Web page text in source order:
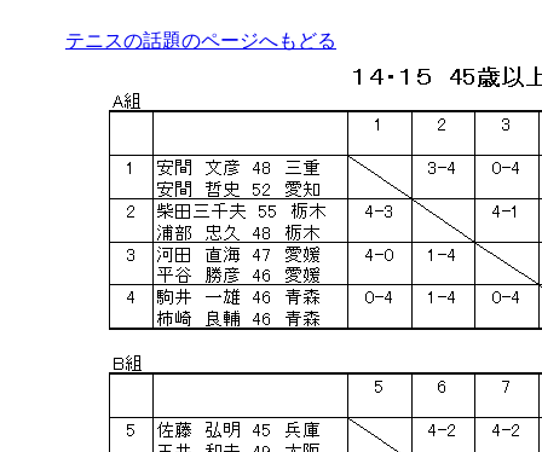
テニスの話題のページへもどる